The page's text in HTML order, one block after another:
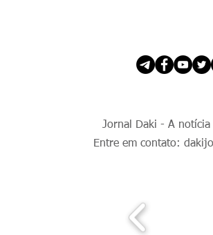
Jornal Daki - A notícia
Entre em contato: